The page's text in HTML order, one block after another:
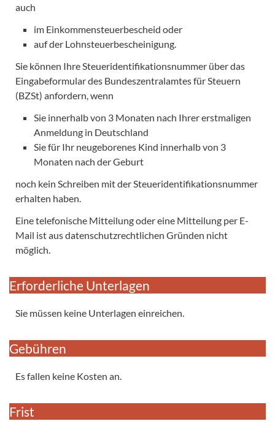
auch
im Einkommensteuerbescheid oder
auf der Lohnsteuerbescheinigung.
Sie können Ihre Steueridentifikationsnummer über das
Eingabeformular des Bundeszentralamtes für Steuern
(BZSt) anfordern, wenn
Sie innerhalb von 3 Monaten nach Ihrer erstmaligen
Anmeldung in Deutschland
Sie für Ihr neugeborenes Kind innerhalb von 3
Monaten nach der Geburt
noch kein Schreiben mit der Steueridentifikationsnummer
erhalten haben.
Eine telefonische Mitteilung oder eine Mitteilung per E-
Mail ist aus datenschutzrechtlichen Gründen nicht
möglich.
Erforderliche Unterlagen
Sie müssen keine Unterlagen einreichen.
Gebühren
Es fallen keine Kosten an.
Frist